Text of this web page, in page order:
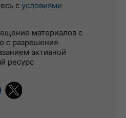
с условиями
материалов с
с разрешения
активной
ресурс